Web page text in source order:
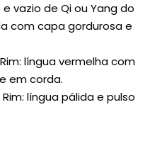
vazio de Qi ou Yang do
com capa gordurosa e
língua vermelha com
em corda.
língua pálida e pulso